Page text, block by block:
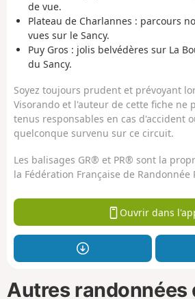
de vue.
Plateau de Charlannes : parcours
vues sur le Sancy.
Puy Gros : jolis belvédères sur La
du Sancy.
Soyez toujours prudent et prévoyant
Visorando et l'auteur de cette fiche ne
tenus responsables en cas d'accident
quelconque survenu sur ce circuit.
Les balisages GR® et PR® sont la
la Fédération Française de Randonnée
Ouvrir dans
Autres randonnées